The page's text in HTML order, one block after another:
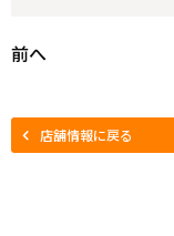
前へ
店舗情報に戻る